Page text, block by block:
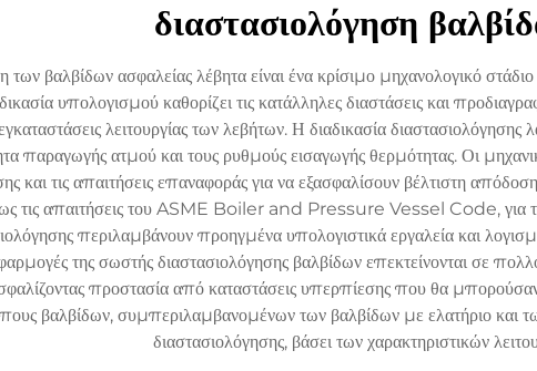
διαστασιολόγηση
των βαλβίδων ασφαλείας λέβητα είναι ένα κρίσιμο μηχανολογικό
υπολογισμού καθορίζει τις κατάλληλες διαστάσεις και
λειτουργίας των λεβήτων. Η διαδικασία
παραγωγής ατμού και τους ρυθμούς εισαγωγής θερμότητας. Οι
και τις απαιτήσεις επαναφοράς για να εξασφαλίσουν βέλτιστη
τις απαιτήσεις του ASME Boiler and Pressure Vessel Code, για
περιλαμβάνουν προηγμένα υπολογιστικά εργαλεία και
της σωστής διαστασιολόγησης βαλβίδων επεκτείνονται σε
προστασία από καταστάσεις υπερπίεσης που θα
βαλβίδων, συμπεριλαμβανομένων των βαλβίδων με ελατήριο και
διαστασιολόγησης, βάσει των χαρακτηριστικών